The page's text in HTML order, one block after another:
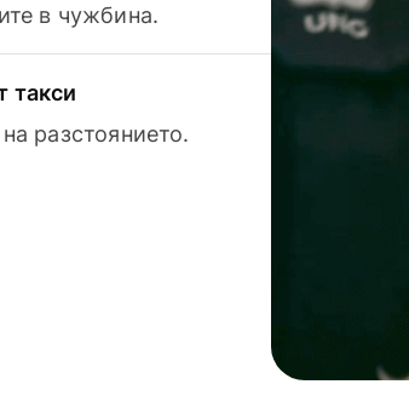
в чужбина.
такси
разстоянието.